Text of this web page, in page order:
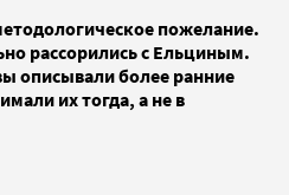
пожелание.
рассорились с Ельциным.
описывали более ранние
их тогда, а не в